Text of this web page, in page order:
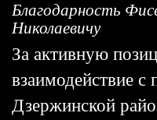
Благодарность
Николаевичу
За активную
взаимодействие с
Дзержинской